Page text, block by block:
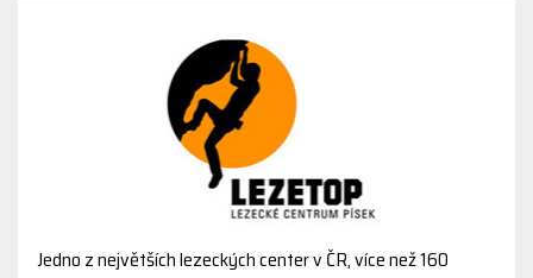
Jedno z největších lezeckých center v ČR, více než 160